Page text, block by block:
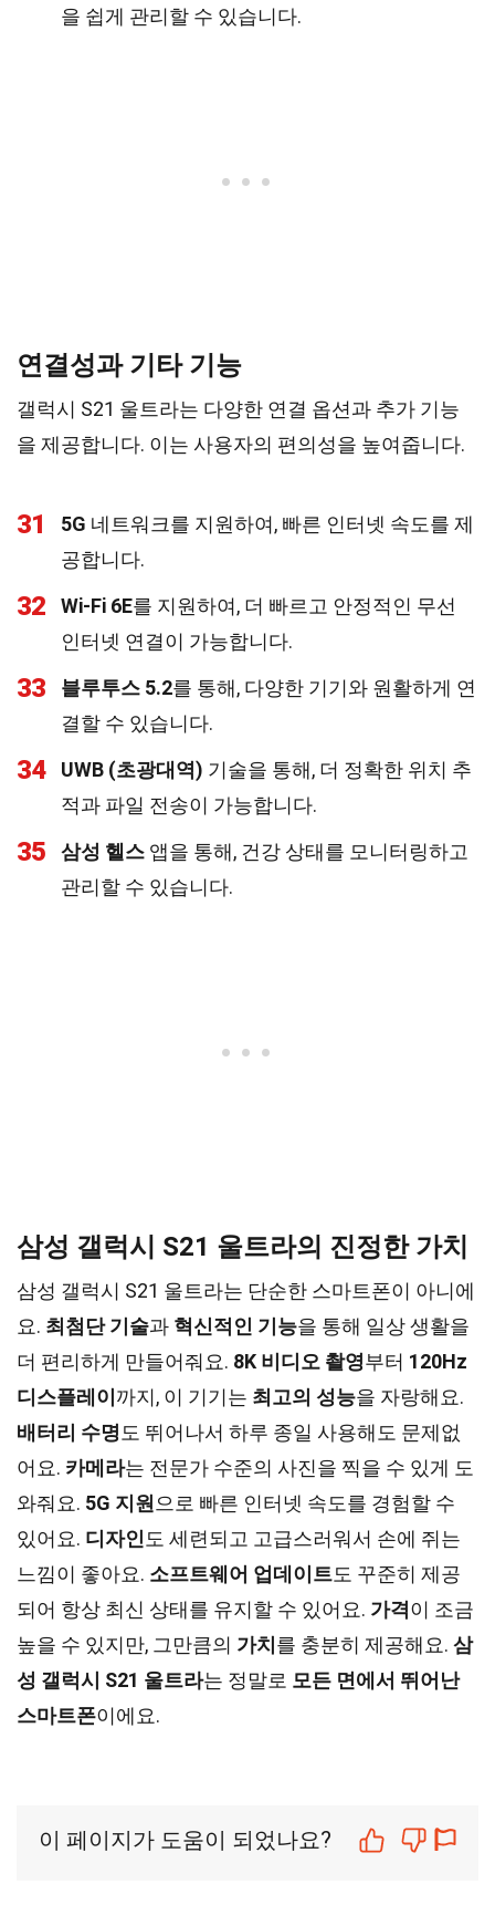
을 쉽게 관리할 수 있습니다.
연결성과 기타 기능
갤럭시 S21 울트라는 다양한 연결 옵션과 추가 기능
을 제공합니다. 이는 사용자의 편의성을 높여줍니다.
31 5G 네트워크를 지원하여, 빠른 인터넷 속도를 제
공합니다.
32 Wi-Fi 6E를 지원하여, 더 빠르고 안정적인 무선
인터넷 연결이 가능합니다.
33 블루투스 5.2를 통해, 다양한 기기와 원활하게 연
결할 수 있습니다.
34 UWB (초광대역) 기술을 통해, 더 정확한 위치 추
적과 파일 전송이 가능합니다.
35 삼성 헬스 앱을 통해, 건강 상태를 모니터링하고
관리할 수 있습니다.
삼성 갤럭시 S21 울트라의 진정한 가치
삼성 갤럭시 S21 울트라는 단순한 스마트폰이 아니에
요. 최첨단 기술과 혁신적인 기능을 통해 일상 생활을
더 편리하게 만들어줘요. 8K 비디오 촬영부터 120Hz
디스플레이 까지, 이 기기는 최고의 성능을 자랑해요.
배터리 수명 도 뛰어나서 하루 종일 사용해도 문제없
어요. 카메라는 전문가 수준의 사진을 찍을 수 있게 도
와줘요. 5G 지원 으로 빠른 인터넷 속도를 경험할 수
있어요. 디자인 도 세련되고 고급스러워서 손에 쥐는
느낌이 좋아요. 소프트웨어 업데이트도 꾸준히 제공
되어 항상 최신 상태를 유지할 수 있어요. 가격이 조금
높을 수 있지만, 그만큼의 가치 를 충분히 제공해요. 삼
성 갤럭시 S21 울트라는 정말로 모든 면에서 뛰어난
스마트폰이에요.
이 페이지가 도움이 되었나요?